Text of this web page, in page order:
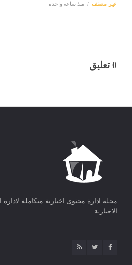
غير مصنف منذ ساعة واحدة
0 تعليق
مجلة ادارة محتوى اخبارية متكاملة
الاخبارية